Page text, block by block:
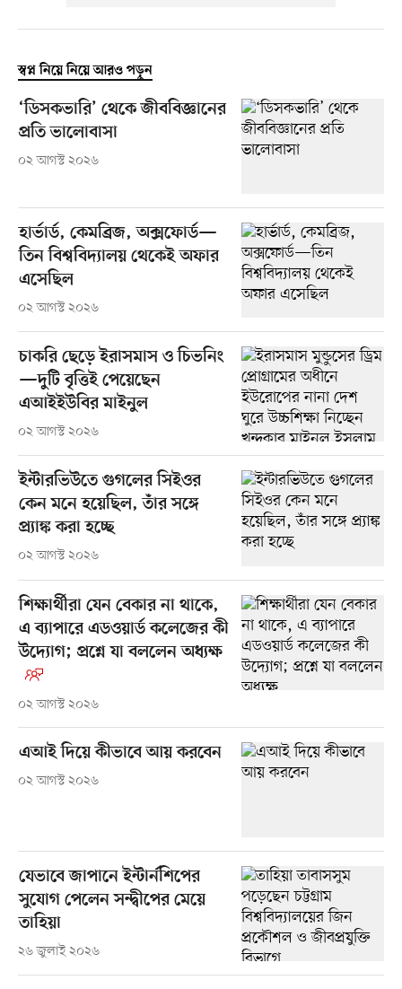
স্বপ্ন নিয়ে নিয়ে আরও পড়ুন
‘ডিসকভারি’ থেকে জীববিজ্ঞানের
প্রতি ভালোবাসা
০২ আগস্ট ২০২৬
হার্ভার্ড, কেমব্রিজ, অক্সফোর্ড—
তিন বিশ্ববিদ্যালয় থেকেই অফার
এসেছিল
০২ আগস্ট ২০২৬
চাকরি ছেড়ে ইরাসমাস ও চিভনিং
—দুটি বৃত্তিই পেয়েছেন
এআইইউবির মাইনুল
০২ আগস্ট ২০২৬
ইন্টারভিউতে গুগলের সিইওর
কেন মনে হয়েছিল, তাঁর সঙ্গে
প্র্যাঙ্ক করা হচ্ছে
০২ আগস্ট ২০২৬
শিক্ষার্থীরা যেন বেকার না থাকে,
এ ব্যাপারে এডওয়ার্ড কলেজের কী
উদ্যোগ; প্রশ্নে যা বললেন অধ্যক্ষ
০২ আগস্ট ২০২৬
এআই দিয়ে কীভাবে আয় করবেন
০২ আগস্ট ২০২৬
যেভাবে জাপানে ইন্টার্নশিপের
সুযোগ পেলেন সন্দ্বীপের মেয়ে
তাহিয়া
২৬ জুলাই ২০২৬